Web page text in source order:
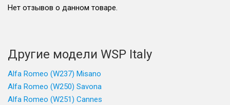
Нет отзывов о данном товаре.
Другие модели WSP Italy
Alfa Romeo (W237) Misano
Alfa Romeo (W250) Savona
Alfa Romeo (W251) Cannes